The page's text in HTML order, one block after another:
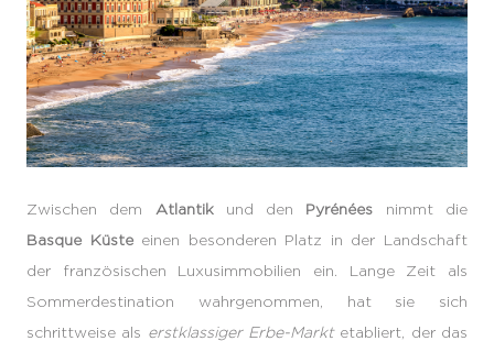
Zwischen dem Atlantikund den Pyrénées nimmt die
Basque Küsteeinen besonderen Platz in der Landschaft
der französischen Luxusimmobilien ein. Lange Zeit als
Sommerdestination wahrgenommen, hat sie sich
schrittweise als erstklassiger Erbe-Marktetabliert, der das